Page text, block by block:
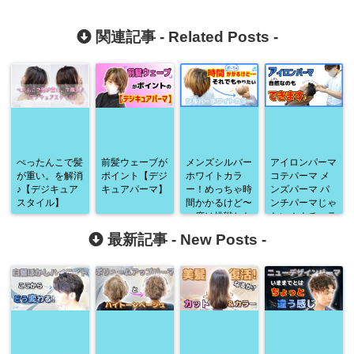
関連記事 - Related Posts -
ぺったんこで髪
が重い。を解消
♪【デジキュア
スタイル】
前髪ウェーブが
ポイント【デジ
キュアパーマ】
メンズシルバー
ホワイトカラ
ー！めっちゃ時
間かかるけど〜
一度は挑戦した
アイロンパーマ
コテパーマ メ
ンズパーマ パ
ンチパーマじゃ
ない！ナチュラ
最新記事 - New Posts -